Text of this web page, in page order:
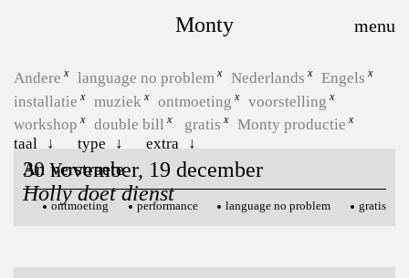
Monty
Andere language no problem Nederlands
Engels
installatie
muziek ontmoeting
voorstelling
workshop
double bill gratis
Monty productie
taal
type extra
30 november, 19 december
Holly doet dienst
An Verstraete
ontmoeting performance language no problem gratis